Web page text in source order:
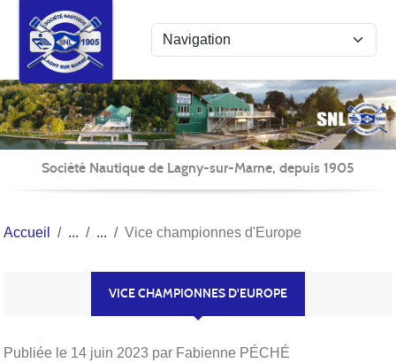
Société Nautique de Lagny-sur-Marne, depuis 1905
Accueil Vice championnes d'Europe
VICE CHAMPIONNES D'EUROPE
Publiée le 14 juin 2023 par Fabienne PÉCHÉ
Panneau de gestion des cookies